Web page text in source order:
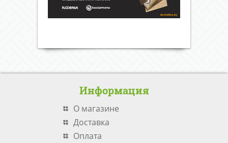
Информация
О магазине
Доставка
Оплата